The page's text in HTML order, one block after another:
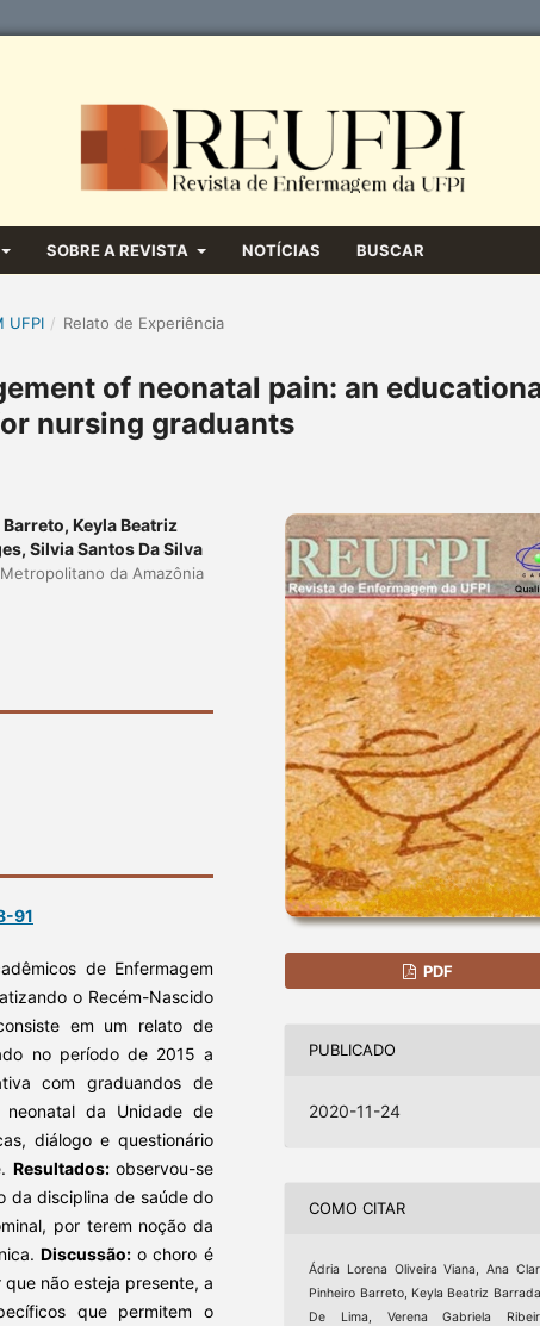
SOBRE A REVISTA NOTÍCIAS BUSCAR
UFPI / Relato de Experiência
of neonatal pain: an
nursing graduants
Keyla Beatriz
Silvia Santos Da Silva
da Amazônia
91
de Enfermagem
o Recém-Nascido
em um relato de
no período de 2015 a
com graduandos de
da Unidade de
diálogo e questionário
Resultados:observou-se
da disciplina de saúde do
por terem noção da
Discussão: o choro é
não esteja presente, a
que permitem o
PDF
PUBLICADO
2020-11-24
COMO CITAR
Ádria Lorena Oliveira Viana, Ana
Pinheiro Barreto, Keyla Beatriz
De Lima, Verena Gabriela